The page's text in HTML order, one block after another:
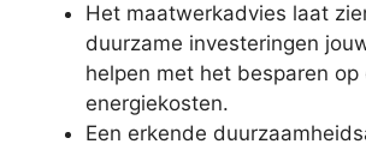
Het maatwerkadvies laat
duurzame investeringen
helpen met het besparen op
energiekosten.
Een erkende